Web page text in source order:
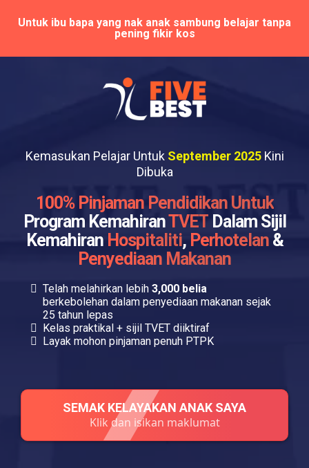
Untuk ibu bapa yang nak anak sambung belajar tanpa
pening fikir kos
Kemasukan Pelajar Untuk September 2025 Kini
Dibuka
100% Pinjaman Pendidikan Untuk
Program KemahiranTVETDalam Sijil
Kemahiran Hospitaliti, Perhotelan&
Penyediaan Makanan
Telah melahirkan lebih 3,000 belia
berkebolehan dalam penyediaan makanan sejak
25 tahun lepas
Kelas praktikal + sijil TVET diiktiraf
Layak mohon pinjaman penuh PTPK
SEMAK KELAYAKAN ANAK SAYA
Klik dan isikan maklumat